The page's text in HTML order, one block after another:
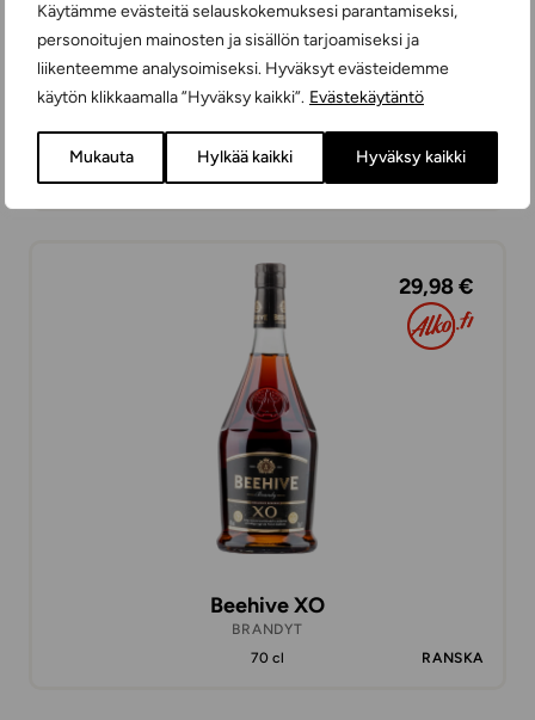
Käytämme evästeitä selauskokemuksesi parantamiseksi,
personoitujen mainosten ja sisällön tarjoamiseksi ja
liikenteemme analysoimiseksi. Hyväksyt evästeidemme
käytön klikkaamalla ”Hyväksy kaikki”. Evästekäytäntö
Mukauta Hylkää kaikki Hyväksy kaikki
Beehive XO Gold Edition
BRANDYT
100 cl
29,98 €
Beehive XO
BRANDYT
70 cl
RANSKA